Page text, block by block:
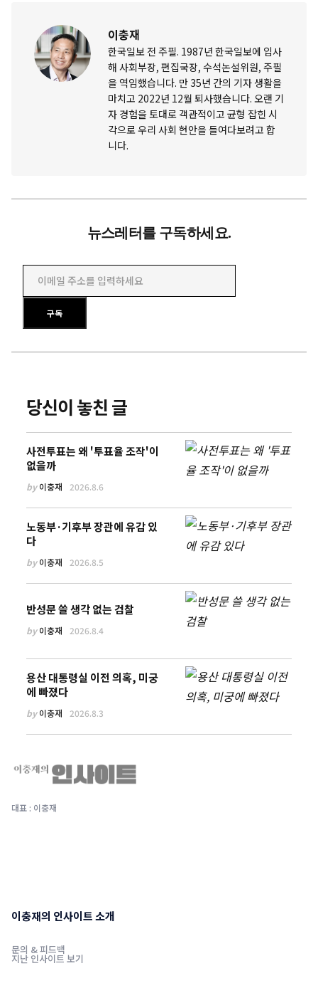
이충재
한국일보 전 주필. 1987년 한국일보에 입사
해 사회부장, 편집국장, 수석논설위원, 주필
을 역임했습니다. 만 35년 간의 기자 생활을
마치고 2022년 12월 퇴사했습니다. 오랜 기
자 경험을 토대로 객관적이고 균형 잡힌 시
각으로 우리 사회 현안을 들여다보려고 합
니다.
뉴스레터를 구독하세요.
이메일 주소를 입력하세요
구독
당신이 놓친 글
사전투표는 왜 '투표율 조작'이
없을까
by이충재 2026.8.6
노동부·기후부 장관에 유감 있
다
by이충재 2026.8.5
반성문 쓸 생각 없는 검찰
by이충재 2026.8.4
용산 대통령실 이전 의혹, 미궁
에 빠졌다
by이충재 2026.8.3
대표 : 이충재
이충재의 인사이트 소개
문의 & 피드백
지난 인사이트 보기